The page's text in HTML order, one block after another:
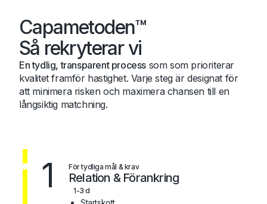
Capametoden™
Så rekryterar vi
En tydlig, transparent process som som prioriterar
kvalitet framför hastighet. Varje steg är designat för
att minimera risken och maximera chansen till en
långsiktig matchning.
1 För tydliga mål & krav
Relation & Förankring
1-3 d